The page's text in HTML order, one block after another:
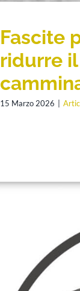
Fascite
ridurre
15 Marzo 2026